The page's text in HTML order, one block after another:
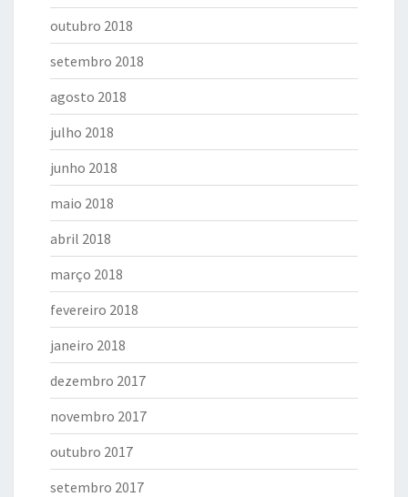
outubro 2018
setembro 2018
agosto 2018
julho 2018
junho 2018
maio 2018
abril 2018
março 2018
fevereiro 2018
janeiro 2018
dezembro 2017
novembro 2017
outubro 2017
setembro 2017